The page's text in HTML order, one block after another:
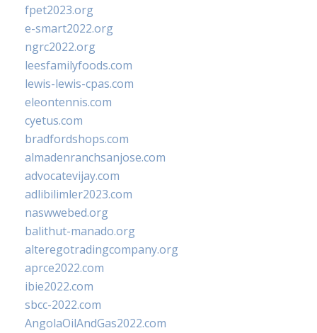
fpet2023.org
e-smart2022.org
ngrc2022.org
leesfamilyfoods.com
lewis-lewis-cpas.com
eleontennis.com
cyetus.com
bradfordshops.com
almadenranchsanjose.com
advocatevijay.com
adlibilimler2023.com
naswwebed.org
balithut-manado.org
alteregotradingcompany.org
aprce2022.com
ibie2022.com
sbcc-2022.com
AngolaOilAndGas2022.com